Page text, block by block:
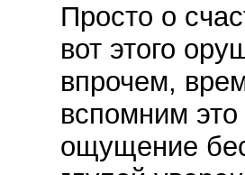
Просто о
вот этого
впрочем,
вспомним
ощущение